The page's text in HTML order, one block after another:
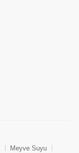
Meyve Suyu